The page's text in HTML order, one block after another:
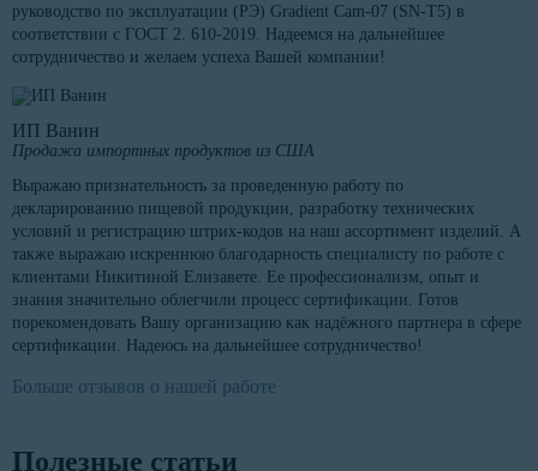
руководство по эксплуатации (РЭ) Gradient Cam-07 (SN-T5) в
соответствии с ГОСТ 2. 610-2019. Надеемся на дальнейшее
сотрудничество и желаем успеха Вашей компании!
ИП Ванин
Продажа импортных продуктов из США
Выражаю признательность за проведенную работу по
декларированию пищевой продукции, разработку технических
условий и регистрацию штрих-кодов на наш ассортимент изделий. А
также выражаю искреннюю благодарность специалисту по работе с
клиентами Никитиной Елизавете. Ее профессионализм, опыт и
знания значительно облегчили процесс сертификации. Готов
порекомендовать Вашу организацию как надёжного партнера в сфере
сертификации. Надеюсь на дальнейшее сотрудничество!
Больше отзывов о нашей работе
Полезные статьи